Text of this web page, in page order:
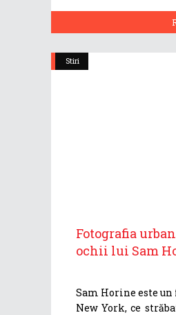
Stiri
Fotografia
ochii lui Sam
Sam Horine este
New York, ce